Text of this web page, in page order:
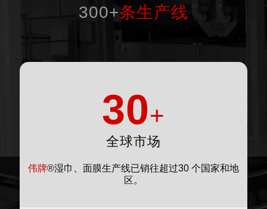
300+条生产线
30+
全球市场
伟牌®湿巾、面膜生产线已销往超过30 个国家和地
区。